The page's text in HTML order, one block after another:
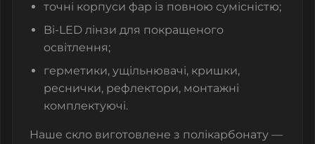
точні корпуси фар із повною сумісністю;
Bi-LED лінзи для покращеного
освітлення;
герметики, ущільнювачі, кришки,
реснички, рефлектори, монтажні
комплектуючі.
Наше скло виготовлене з полікарбонату —